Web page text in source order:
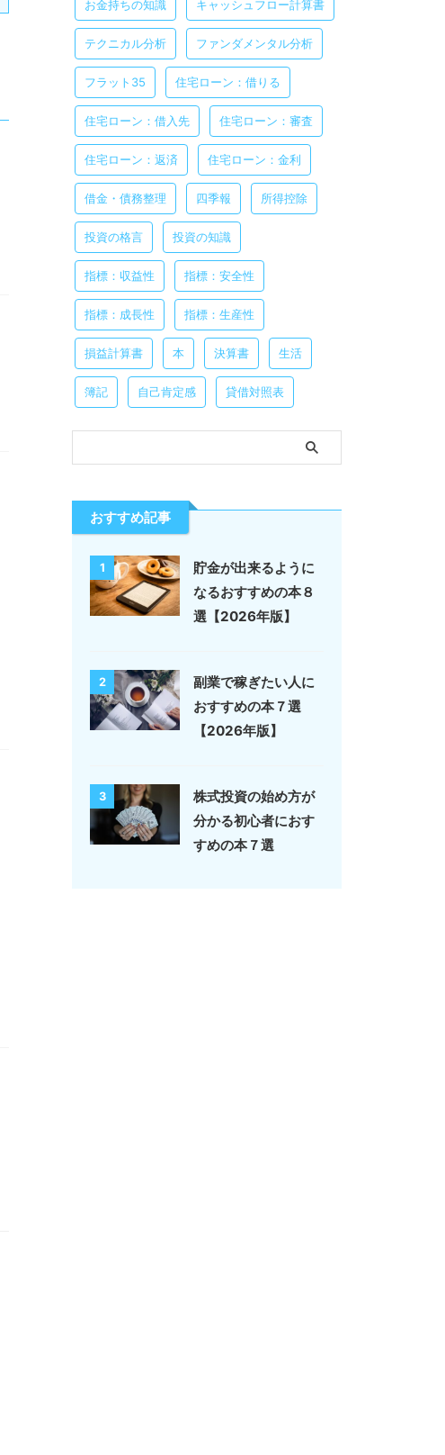
お金持ちの知識 キャッシュフロー計算書
テクニカル分析 ファンダメンタル分析
フラット35 住宅ローン：借りる
住宅ローン：借入先 住宅ローン：審査
住宅ローン：返済 住宅ローン：金利
借金・債務整理 四季報 所得控除
投資の格言 投資の知識
指標：収益性 指標：安全性
指標：成長性 指標：生産性
損益計算書 本 決算書 生活
簿記 自己肯定感 貸借対照表
おすすめ記事
1
貯金が出来るように
なるおすすめの本８
選【2026年版】
2
副業で稼ぎたい人に
おすすめの本７選
【2026年版】
3
株式投資の始め方が
分かる初心者におす
すめの本７選